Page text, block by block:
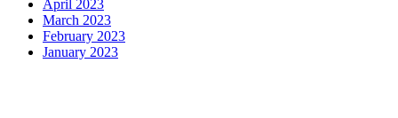
April 2023
March 2023
February 2023
January 2023